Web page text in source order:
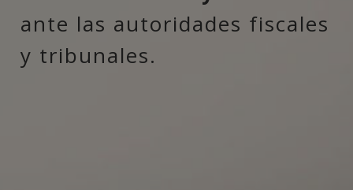
ante las autoridades fiscales
y tribunales.